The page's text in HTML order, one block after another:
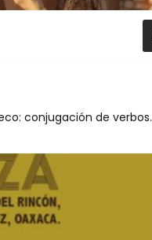
conjugación de verbos.